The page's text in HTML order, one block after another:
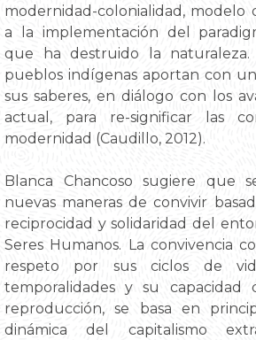
modernidad-colonialidad, modelo
a la implementación del
que ha destruido la
pueblos indígenas aportan con
sus saberes, en diálogo con los
actual, para re-significar las
modernidad (Caudillo, 2012).
Blanca Chancoso sugiere que
nuevas maneras de convivir
reciprocidad y solidaridad del
Seres Humanos. La convivencia
respeto por sus ciclos de
temporalidades y su capacidad
reproducción, se basa en
dinámica del capitalismo